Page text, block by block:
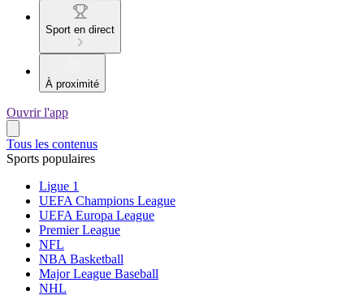
Sport en direct
À proximité
Ouvrir l'app
Tous les contenus
Sports populaires
Ligue 1
UEFA Champions League
UEFA Europa League
Premier League
NFL
NBA Basketball
Major League Baseball
NHL